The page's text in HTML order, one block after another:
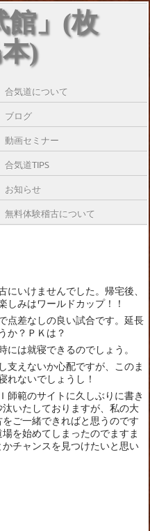
館」(枚
)
合気道について
ブログ
動画セミナー
合気道TIPS
お知らせ
無料体験稽古について
にいけませんでした。帰宅後、
しみはワールドカップ！！
点差なしの良い試合です。延長
か？ＰＫは？
には就寝できるのでしょう。
支えないか心配ですが、このま
れないでしょうし！
師範のサイトに久しぶりに書き
いたしておりますが、私の大
ご一緒できればと思うのです
を始めてしまったのでますま
チャンスを見つけたいと思い